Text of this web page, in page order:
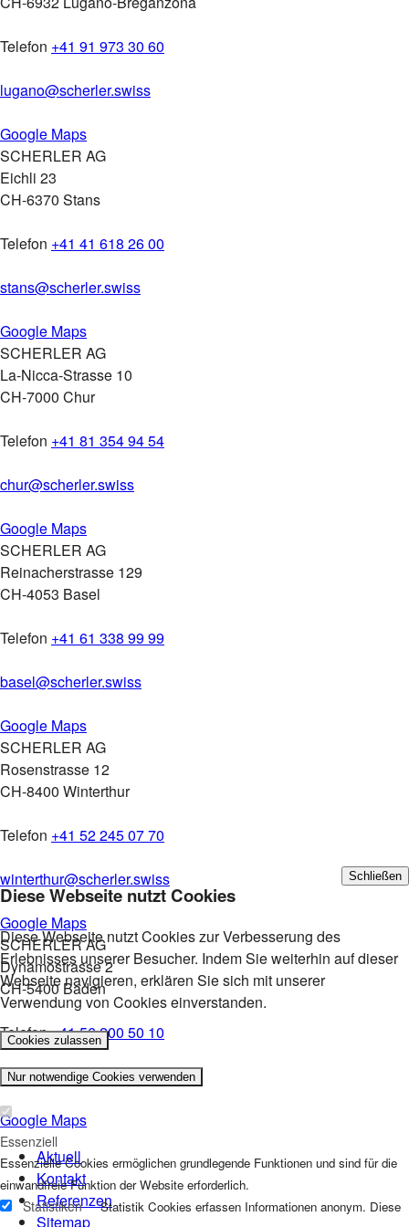
Telefon +41 91 973 30 60
lugano@scherler.swiss
Google Maps
SCHERLER AG
Eichli 23
CH-6370 Stans
Telefon +41 41 618 26 00
stans@scherler.swiss
Google Maps
SCHERLER AG
La-Nicca-Strasse 10
CH-7000 Chur
Telefon +41 81 354 94 54
chur@scherler.swiss
Google Maps
SCHERLER AG
Reinacherstrasse 129
CH-4053 Basel
Telefon +41 61 338 99 99
basel@scherler.swiss
Google Maps
SCHERLER AG
Rosenstrasse 12
CH-8400 Winterthur
Telefon +41 52 245 07 70
winterthur@scherler.swiss
Google Maps
SCHERLER AG
Dynamostrasse 2
CH-5400 Baden
Telefon+41 56 200 50 10
baden@scherler.swiss
Google Maps
Aktuell
Kontakt
Referenzen
Sitemap
Schließen
Diese Webseite nutzt Cookies
Diese Webseite nutzt Cookies zur Verbesserung des
Erlebnisses unserer Besucher. Indem Sie weiterhin auf dieser
Webseite navigieren, erklären Sie sich mit unserer
Verwendung von Cookies einverstanden.
Essenziell
Essenzielle Cookies ermöglichen grundlegende Funktionen und sind für die
einwandfreie Funktion der Website erforderlich.
Statistiken Statistik Cookies erfassen Informationen anonym. Diese